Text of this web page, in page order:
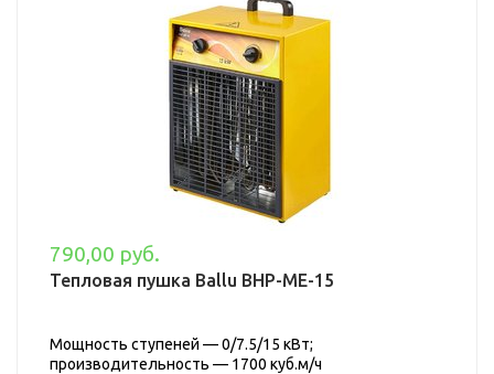
790,00 руб.
Тепловая пушка Ballu BHP-ME-15
Мощность ступеней — 0/7.5/15 кВт;
производительность — 1700 куб.м/ч